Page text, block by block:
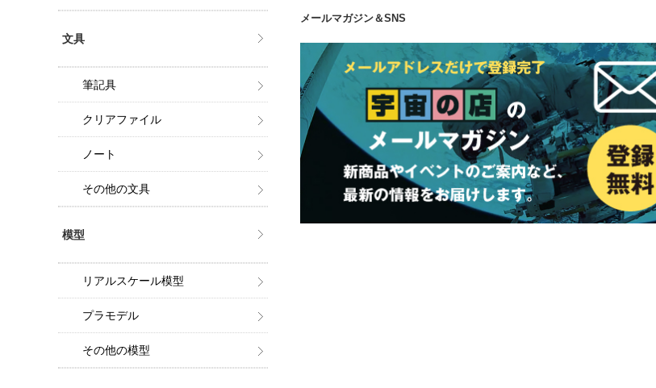
メールマガジン＆SNS
文具
筆記具
クリアファイル
ノート
その他の文具
模型
リアルスケール模型
プラモデル
その他の模型